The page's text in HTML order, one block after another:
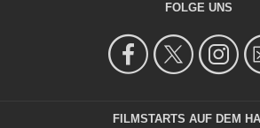
FOLGE UNS
FILMSTARTS AUF DEM